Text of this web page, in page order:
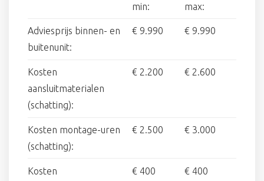
min: max:
Adviesprijs binnen- en
buitenunit:
€ 9.990 € 9.990
Kosten
aansluitmaterialen
(schatting):
€ 2.200 € 2.600
Kosten montage-uren
(schatting):
€ 2.500 € 3.000
Kosten
€ 400 € 400